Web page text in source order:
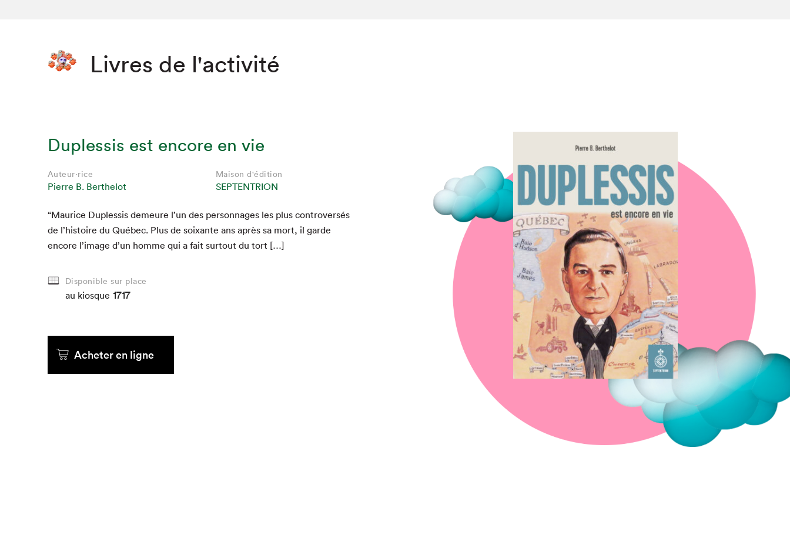
Que cherchez-vous?
Fermer
Livres de l'activité
Duplessis est encore en vie
Auteur·rice
Pierre B. Berthelot
Maison d'édition
SEPTENTRION
“Mau­rice Dup­lessis demeure l’un des per­son­nages les plus con­tro­ver­sés
de l’his­toire du Québec. Plus de soix­ante ans après sa mort, il garde
encore l’im­age d’un homme qui a fait surtout du tort […]
Disponible sur place
au kiosque 1717
Acheter en ligne